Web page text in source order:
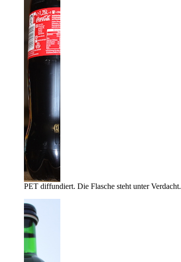
PET diffundiert. Die Flasche steht unter Verdacht.